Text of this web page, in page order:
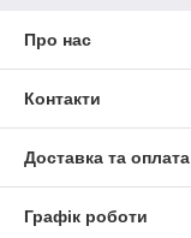
Про нас
Контакти
Доставка та оплата
Графік роботи